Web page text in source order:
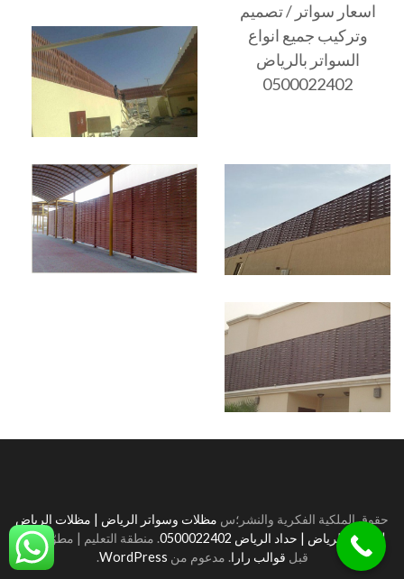
اسعار سواتر / تصميم
وتركيب جميع انواع
السواتر بالرياض
0500022402
حقوق الملكية الفكرية والنشر؛س مظلات وسواتر الرياض | مظلات الرياض
| سواتر الرياض | حداد الرياض 0500022402
. منطقة التعليم | مطوّرة من
قبل قوالب رارا. مدعوم من WordPress
.